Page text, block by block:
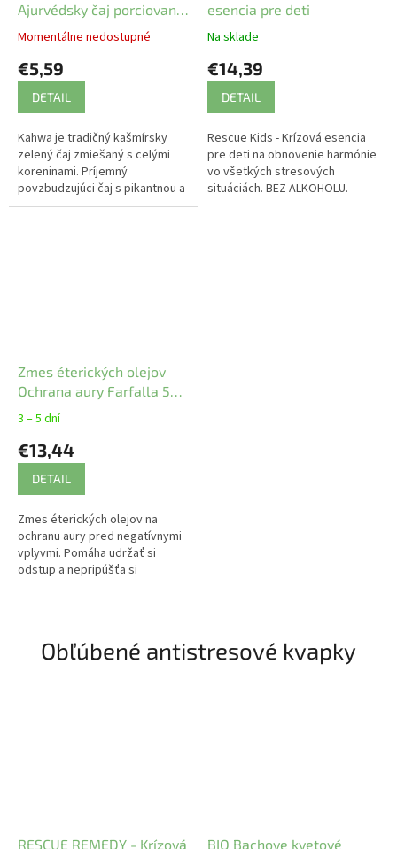
Ajurvédsky čaj porciovaný
Organic India 25 vreciek
Momentálne nedostupné
€5,59
DETAIL
Kahwa je tradičný kašmírsky
zelený čaj zmiešaný s celými
koreninami. Príjemný
povzbudzujúci čaj s pikantnou a
korenistou chuťou.
esencia pre deti
Na sklade
€14,39
DETAIL
Rescue Kids - Krízová esencia
pre deti na obnovenie harmónie
vo všetkých stresových
situáciách. BEZ ALKOHOLU.
Zmes éterických olejov
Ochrana aury Farfalla 5
ml
3 – 5 dní
€13,44
DETAIL
Zmes éterických olejov na
ochranu aury pred negatívnymi
vplyvmi. Pomáha udržať si
odstup a nepripúšťa si
Obľúbené antistresové kvapky
RESCUE REMEDY - Krízová BIO Bachove kvetové